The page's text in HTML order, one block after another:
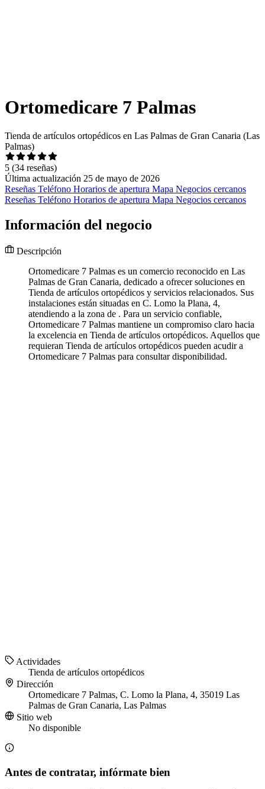
Ortomedicare 7 Palmas
Tienda de artículos ortopédicos en Las Palmas de Gran Canaria (Las
Palmas)
5 (34 reseñas)
Última actualización 25 de mayo de 2026
Reseñas Teléfono Horarios de apertura Mapa Negocios cercanos
Reseñas Teléfono Horarios de apertura Mapa Negocios cercanos
Información del negocio
Descripción
Ortomedicare 7 Palmas es un comercio reconocido en Las
Palmas de Gran Canaria, dedicado a ofrecer soluciones en
Tienda de artículos ortopédicos y servicios relacionados. Sus
instalaciones están situadas en C. Lomo la Plana, 4,
atendiendo a la zona de . Para un servicio confiable,
Ortomedicare 7 Palmas mantiene un compromiso claro hacia
la excelencia en Tienda de artículos ortopédicos. Aquellos que
requieran Tienda de artículos ortopédicos pueden acudir a
Ortomedicare 7 Palmas para consultar disponibilidad.
Actividades
Tienda de artículos ortopédicos
Dirección
Ortomedicare 7 Palmas, C. Lomo la Plana, 4, 35019 Las
Palmas de Gran Canaria, Las Palmas
Sitio web
No disponible
Antes de contratar, infórmate bien